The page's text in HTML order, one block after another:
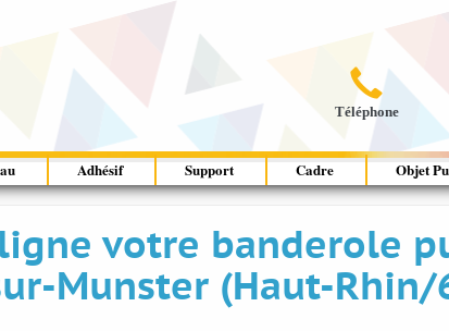

Téléphone
Adhésif Support Cadre Objet
votre banderole
Munster (Haut-Rhin/